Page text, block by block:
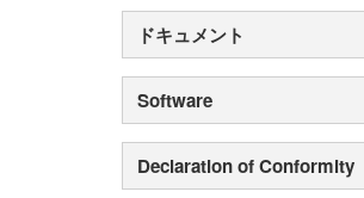
ドキュメント
Software
Declaration of Conformity